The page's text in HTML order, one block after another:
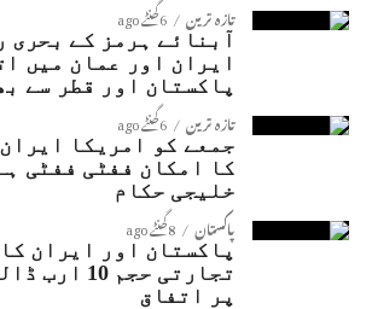
تازہ ترین 6 گھنٹے ago
آبنائے ہرمز کے بحری
ایران اور عمان میں
پاکستان اور قطر سے
تازہ ترین 6 گھنٹے ago
جمعے کو امریکا
کا امکان ففٹی ففٹی
خلیجی حکام
پاکستان 8 گھنٹے ago
پاکستان اور ایران
تجارتی حجم
پر اتفاق